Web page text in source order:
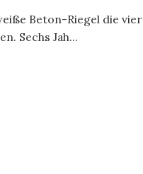
Beton-Riegel die vier
Sechs Jah...